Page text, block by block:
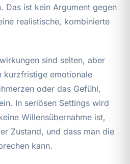
Das ist kein Argument gegen
realistische, kombinierte
sind selten, aber
kurzfristige emotionale
oder das Gefühl,
In seriösen Settings wird
Willensübernahme ist,
Zustand, und dass man die
kann.